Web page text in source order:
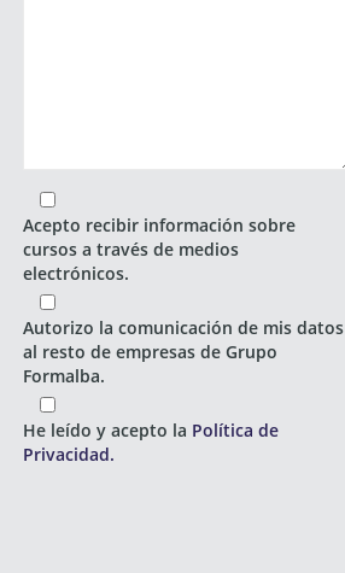
Acepto recibir información sobre
cursos a través de medios
electrónicos.
Autorizo la comunicación de mis datos
al resto de empresas de Grupo
Formalba.
He leído y acepto la Política de
Privacidad.